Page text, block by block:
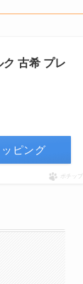
古希 プレ
ピング
ポチップ